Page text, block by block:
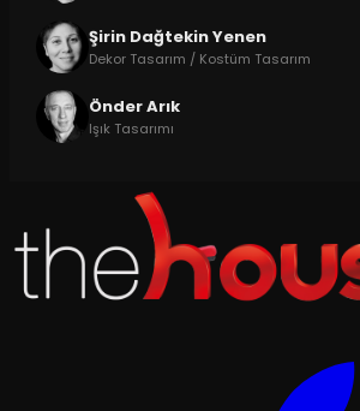
Şirin Dağtekin Yenen
Dekor Tasarım / Kostüm Tasarım
Önder Arık
Işık Tasarımı